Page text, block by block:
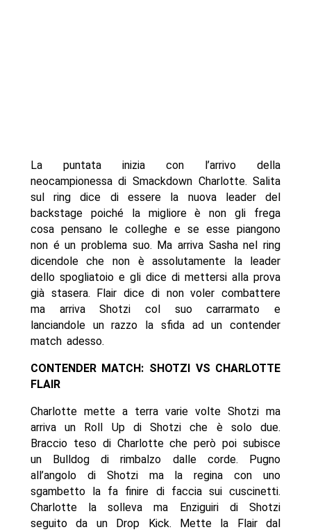
La puntata inizia con l’arrivo della
neocampionessa di Smackdown Charlotte. Salita
sul ring dice di essere la nuova leader del
backstage poiché la migliore è non gli frega
cosa pensano le colleghe e se esse piangono
non é un problema suo. Ma arriva Sasha nel ring
dicendole che non è assolutamente la leader
dello spogliatoio e gli dice di mettersi alla prova
già stasera. Flair dice di non voler combattere
ma arriva Shotzi col suo carrarmato e
lanciandole un razzo la sfida ad un contender
match adesso.
CONTENDER MATCH: SHOTZI VS CHARLOTTE
FLAIR
Charlotte mette a terra varie volte Shotzi ma
arriva un Roll Up di Shotzi che è solo due.
Braccio teso di Charlotte che però poi subisce
un Bulldog di rimbalzo dalle corde. Pugno
all’angolo di Shotzi ma la regina con uno
sgambetto la fa finire di faccia sui cuscinetti.
Charlotte la solleva ma Enziguiri di Shotzi
seguito da un Drop Kick. Mette la Flair dal